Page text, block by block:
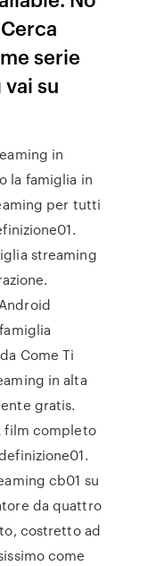
serie
su
in
la famiglia in
per tutti
streaming
Come Ti
in alta
gratis.
film completo
cb01 su
da quattro
costretto ad
come